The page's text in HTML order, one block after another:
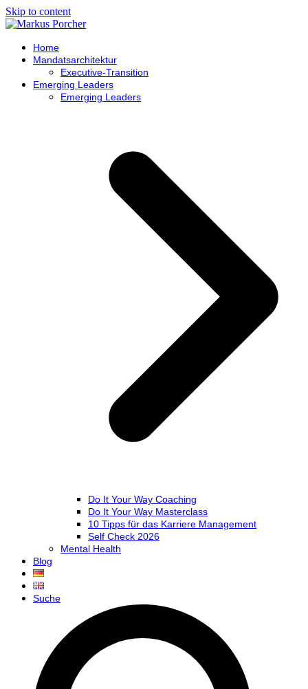
Skip to content
Home
Mandatsarchitektur
Executive-Transition
Emerging Leaders
Emerging Leaders
Do It Your Way Coaching
Do It Your Way Masterclass
10 Tipps für das Karriere Management
Self Check 2026
Mental Health
Blog
Suche